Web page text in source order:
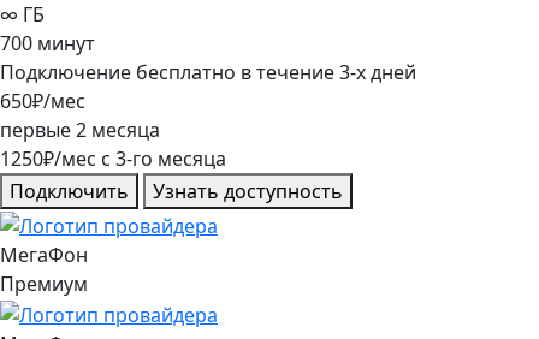
∞ ГБ
700 минут
Подключение бесплатно в течение3-х дней
650₽/мес
первые2 месяца
1250₽/мес c 3-го месяца
Подключить
Узнать доступность
МегаФон
Премиум